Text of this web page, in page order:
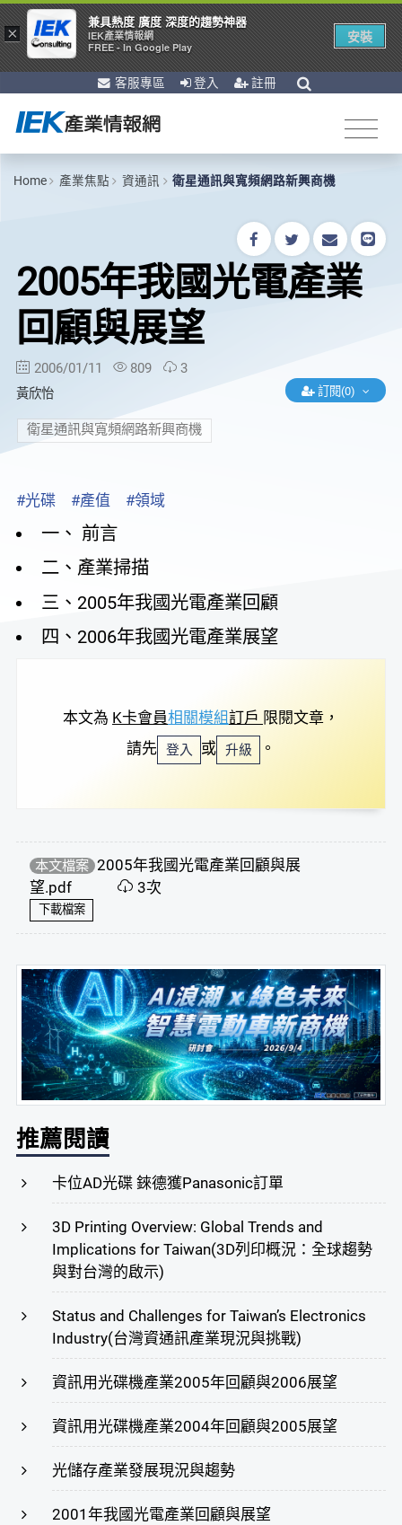
客服專區 登入 註冊
Home 產業焦點 資通訊 衛星通訊與寬頻網路新興商機
2005年我國光電產業
回顧與展望
2006/01/11 809 3
黃欣怡 訂閱(0)
衛星通訊與寬頻網路新興商機
#光碟 #產值 #領域
一、 前言
二、產業掃描
三、2005年我國光電產業回顧
四、2006年我國光電產業展望
本文為 K卡會員相關模組訂戶 限閱文章，
請先 登入 或 升級 。
本文檔案 2005年我國光電產業回顧與展
望.pdf
3次
下載檔案
推薦閱讀
卡位AD光碟 錸德獲Panasonic訂單
3D Printing Overview: Global Trends and
Implications for Taiwan(3D列印概況：全球趨勢
與對台灣的啟示)
Status and Challenges for Taiwan’s Electronics
Industry(台灣資通訊產業現況與挑戰)
資訊用光碟機產業2005年回顧與2006展望
資訊用光碟機產業2004年回顧與2005展望
光儲存產業發展現況與趨勢
2001年我國光電產業回顧與展望
×
兼具熱度 廣度 深度的趨勢神器
IEK產業情報網
FREE - In Google Play
安裝